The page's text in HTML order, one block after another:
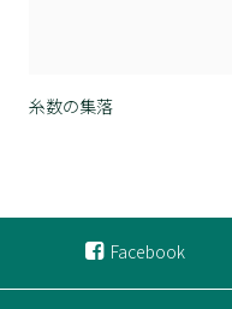
糸数の集落
Facebook